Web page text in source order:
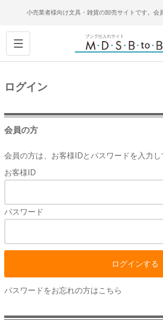
小売業者様向け文具・雑貨の卸売サイトです。会
ログイン
会員の方
会員の方は、お客様IDとパスワードを入力し
お客様ID
パスワード
パスワードをお忘れの方はこちら